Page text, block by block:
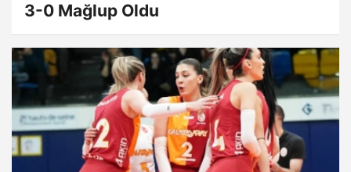
3-0 Mağlup Oldu